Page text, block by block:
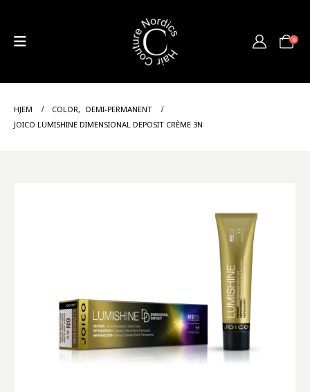
0
HJEM COLOR, DEMI-PERMANENT
JOICO LUMISHINE DIMENSIONAL DEPOSIT CRÈME 3N